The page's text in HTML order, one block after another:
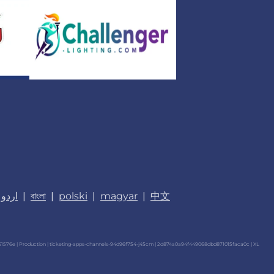
اردو বাংলা polski magyar 中文
| Production | ticketing-apps-channels-94d96f754-j45cm | 2d874a0a94f449068dbd871015faca0c | XL